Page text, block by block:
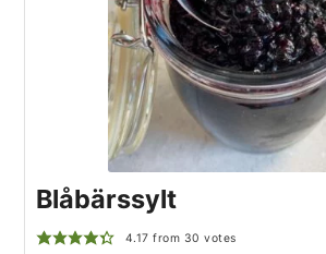
Blåbärssylt
4.17 from 30 votes